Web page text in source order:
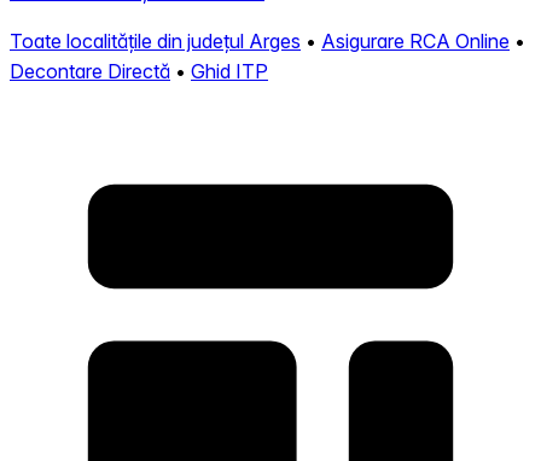
Toate localitățile din județul Arges • Asigurare RCA Online •
Decontare Directă • Ghid ITP